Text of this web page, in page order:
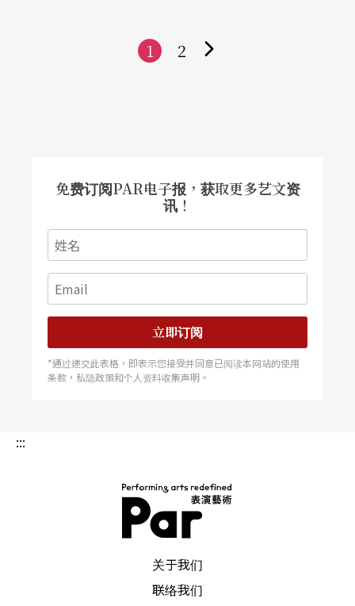
1 2
免费订阅PAR电子报，获取更多艺文资
讯！
立即订阅
*通过递交此表格，即表示您接受并同意已阅读本网站的使用
条款，私隐政策和个人资料收集声明。
:::
关于我们
联络我们